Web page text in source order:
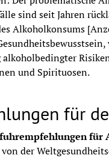
sind seit Jahren
Alkoholkonsums
und Spirituosen.
für
für
der